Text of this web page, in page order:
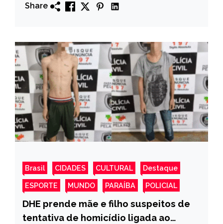
Share
Brasil CIDADES CULTURAL Destaque
ESPORTE MUNDO PARAÍBA POLICIAL
DHE prende mãe e filho suspeitos de
tentativa de homicídio ligada ao